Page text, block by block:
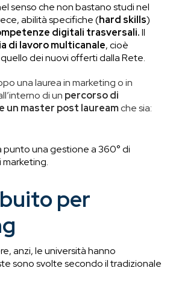
senso che non bastano studi nel
abilità specifiche (hard skills)
digitali trasversali.Il
di lavoro multicanale, cioè
dei nuovi offerti dalla Rete.
una laurea in marketing o in
di un percorso di
un master post laureamche sia:
una gestione a 360° di
marketing.
per
anzi, le università hanno
sono svolte secondo il tradizionale